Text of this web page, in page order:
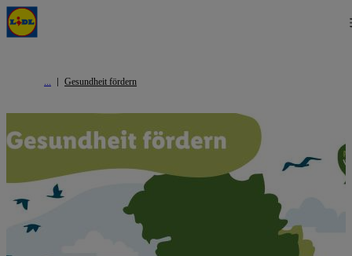
Gesundheit fördern